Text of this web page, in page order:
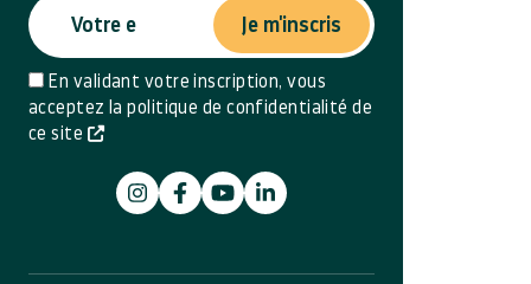
En validant votre inscription, vous
acceptez la politique de confidentialité de
ce site
Je m'inscris